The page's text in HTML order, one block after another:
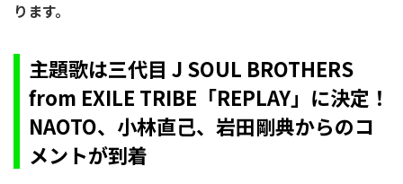
ります。
主題歌は三代目 J SOUL BROTHERS
from EXILE TRIBE「REPLAY」に決定！
NAOTO、小林直己、岩田剛典からのコ
メントが到着